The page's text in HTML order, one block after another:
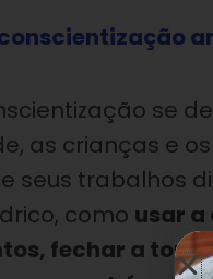
se
as crianças e
seus trabalhos
como usar a
fechar a